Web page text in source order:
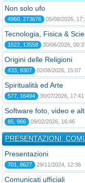
Non solo ufo
4960, 273676 05/08/2026,
Tecnologia, Fisica &
1522, 13558 30/06/2026,
Origini delle Religioni
433, 9307 02/08/2026, 15:07
Spiritualità ed Arte
577, 16494 30/07/2026, 17:41
Software foto, video e
85, 966 09/02/2026, 16:46
PRESENTAZIONI,
Presentazioni
701, 8627 29/11/2024, 12:36
Comunicati ufficiali